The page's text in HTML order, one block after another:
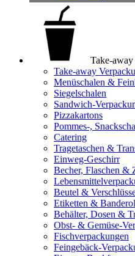
Take-
Take-away
Menüschalen &
Siegelschalen
Sandwich-
Pizzakartons
Pommes-,
Catering
Tragetaschen &
Einweg-Geschirr
Becher, Flaschen &
Beutel &
Etiketten &
Behälter, Dosen &
Obst- & Gemüse-
Fischverpackungen
Feingebäck-